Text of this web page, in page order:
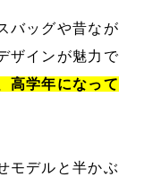
バッグや昔なが
ザインが魅力で
高学年になって
モデルと半かぶ